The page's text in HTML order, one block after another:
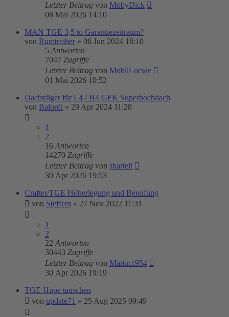
Letzter Beitrag von MobyDick
08 Mai 2026 14:10
MAN TGE 3,5 to Garantiezeitraum?
von Rumtreiber » 06 Jun 2024 16:10
5 Antworten
7047 Zugriffe
Letzter Beitrag von MobilLoewe
01 Mai 2026 10:52
Dachträger für L4 / H4 GFK Superhochdach
von Balordi » 29 Apr 2024 11:28
1
2
16 Antworten
14270 Zugriffe
Letzter Beitrag von shartelt
30 Apr 2026 19:53
Crafter/TGE Höherlegung und Bereifung
von Steffem » 27 Nov 2022 11:31
1
2
22 Antworten
30443 Zugriffe
Letzter Beitrag von Martin1954
30 Apr 2026 19:19
TGE Hupe tauschen
von update71 » 25 Aug 2025 09:49